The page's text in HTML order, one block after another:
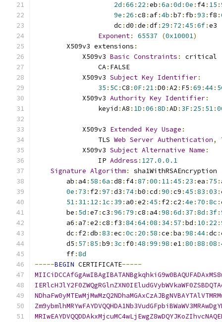
2d :66 : 22 :eb :6a :0d :0e : f4: 15 :
9e : 26 :c8 : af:4b :b7 : fb :93 : f8 :
                    dc
:d0 :de :df: 29 : 72 :45 :6f:e3
Exponent: 65537 (0x10001)
        X509v3 extensions
:
            X509v3
Basic Constraints :
critical
                CA
: FALSE
            X509v3
Subject Key Identifier:
35 : 5C:C8 :0F: 21:D0 :A2 : F5 :69 :44:
            X509v3
Authority Key Identifier:
                keyid
:A8 : 1D :06 :8D :AD : 3F: 25 : 51:
            X509v3
Extended Key Usage :
                TLS
Web Server Authentication,
            X509v3
Subject Alternative Name :
                IP
Address : 127.0 .0.1
Signature Algorithm:
sha1WithRSAEncryption
        ab
: a4: 58 :6a :d8 : f4:87 :00 : 11:45 : 23 :ea : 75 :
0e : 73 : f2 :97 :d3 : 74:b0 :cd :90 :c9 :45 :83 :03 :
51: 31: 12 : 1c : 39 : a0 :e2 :45 : f2 :c2 :4e : 70 :8c :
        be
: 5d :e7 :c3 :96 : 79 :c8 : a4:98 :6d : 37 :8d : 3f:
        a6
: a7 :e2 :c8 : f3 :84:64:08 : 34: 57 :bd : 10 : 22 :
        dc
: f2 :db :83 :ec :0c : 20 : 58 :ce :ba :98 :44:dc :
        d5
: 57 :85 :b9 : 3c : f0 :48 :99 :98 :e1:80 :88 :08 :
        ff
:8d
-----BEGIN CERTIFICATE-----